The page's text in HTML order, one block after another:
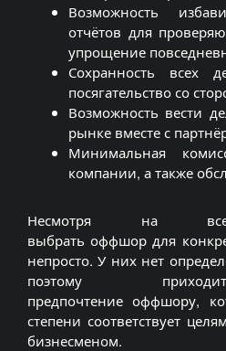
Возможность
отчётов для
упрощение
Сохранность всех
посягательство со
Возможность вести
рынке вместе с
Минимальная
компании, а также
Несмотря на все
выбрать оффшор для
непросто. У них нет
поэтому
предпочтение оффшору,
степени соответствует
бизнесменом.